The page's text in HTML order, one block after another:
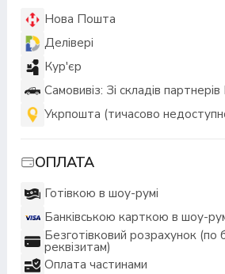
Нова Пошта
Делівері
Кур'єр
Самовивіз: Зі складів
Укрпошта (тичасово
ОПЛАТА
Готівкою в шоу-румі
Банківською карткою в шоу-
Безготівковий розрахунок (по
реквізитам)
Оплата частинами